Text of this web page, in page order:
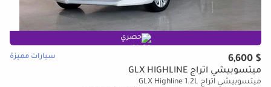
حصري
$ 6,600 سيارات مميزة
ميتسوبيشي اتراج GLX HIGHLINE
ميتسوبيشي اتراج GLX Highline 1.2L